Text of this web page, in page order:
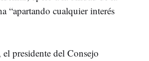
“apartando cualquier interés
presidente del Consejo